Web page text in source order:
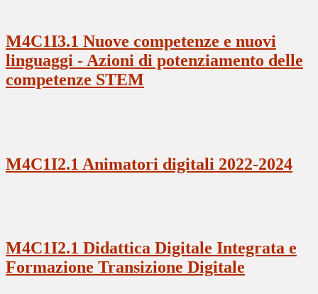
M4C1I3.1 Nuove competenze e nuovi
linguaggi - Azioni di potenziamento delle
competenze STEM
M4C1I2.1 Animatori digitali 2022-2024
M4C1I2.1 Didattica Digitale Integrata e
Formazione Transizione Digitale